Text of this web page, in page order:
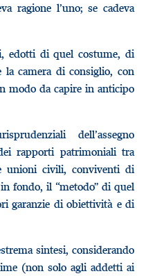
ragione l’uno; se cadeva
edotti di quel costume, di
la camera di consiglio, con
modo da capire in anticipo
dell’assegno
rapporti patrimoniali tra
unioni civili, conviventi di
fondo, il “metodo” di quel
garanzie di obiettività e di
sintesi, considerando
(non solo agli addetti ai